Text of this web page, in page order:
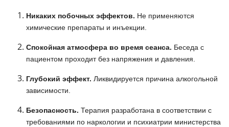
Никаких побочных эффектов. Не применяются
химические препараты и инъекции.
Спокойная атмосфера во время сеанса. Беседа с
пациентом проходит без напряжения и давления.
Глубокий эффект. Ликвидируется причина алкогольной
зависимости.
Безопасность. Терапия разработана в соответствии с
требованиями по наркологии и психиатрии министерства